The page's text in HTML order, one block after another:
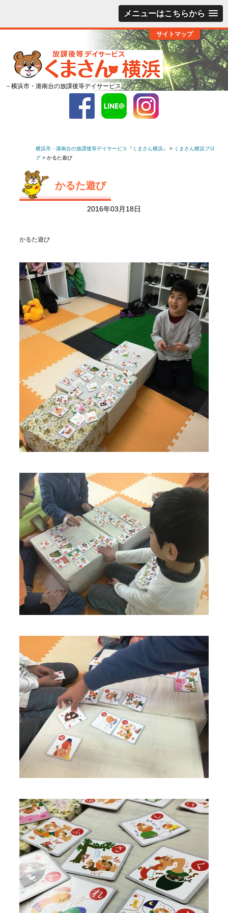
メニューはこちらから
サイトマップ
－横浜市・港南台の放課後等デイサービス
横浜市・港南台の放課後等デイサービス『くまさん横浜』 > くまさん横浜ブロ
グ > かるた遊び
かるた遊び
2016年03月18日
かるた遊び